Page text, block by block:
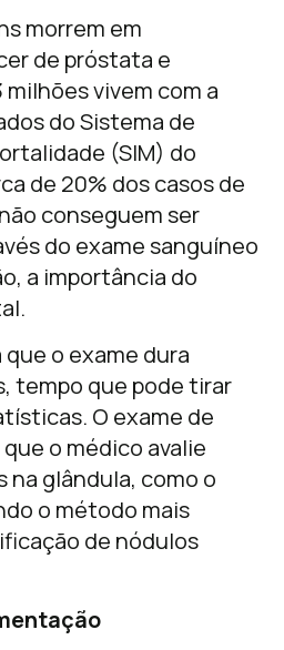
morrem em
de próstata e
vivem com a
do Sistema de
(SIM) do
de 20% dos casos de
conseguem ser
do exame sanguíneo
a importância do
o exame dura
tempo que pode tirar
O exame de
o médico avalie
na glândula, como o
o método mais
de nódulos